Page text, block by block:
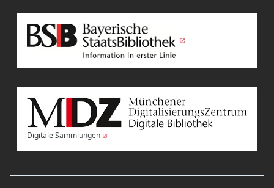
Digitale Sammlungen